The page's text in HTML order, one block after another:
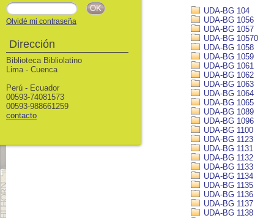
UDA-BG 104
UDA-BG 1056
UDA-BG 1057
UDA-BG 10570
UDA-BG 1058
UDA-BG 1059
UDA-BG 1061
UDA-BG 1062
UDA-BG 1063
UDA-BG 1064
UDA-BG 1065
UDA-BG 1089
UDA-BG 1096
UDA-BG 1100
UDA-BG 1123
UDA-BG 1131
UDA-BG 1132
UDA-BG 1133
UDA-BG 1134
UDA-BG 1135
UDA-BG 1136
UDA-BG 1137
UDA-BG 1138
Olvidé mi contraseña
Dirección
Biblioteca Bibliolatino
Lima - Cuenca
Perú - Ecuador
00593-74081573
00593-988661259
contacto